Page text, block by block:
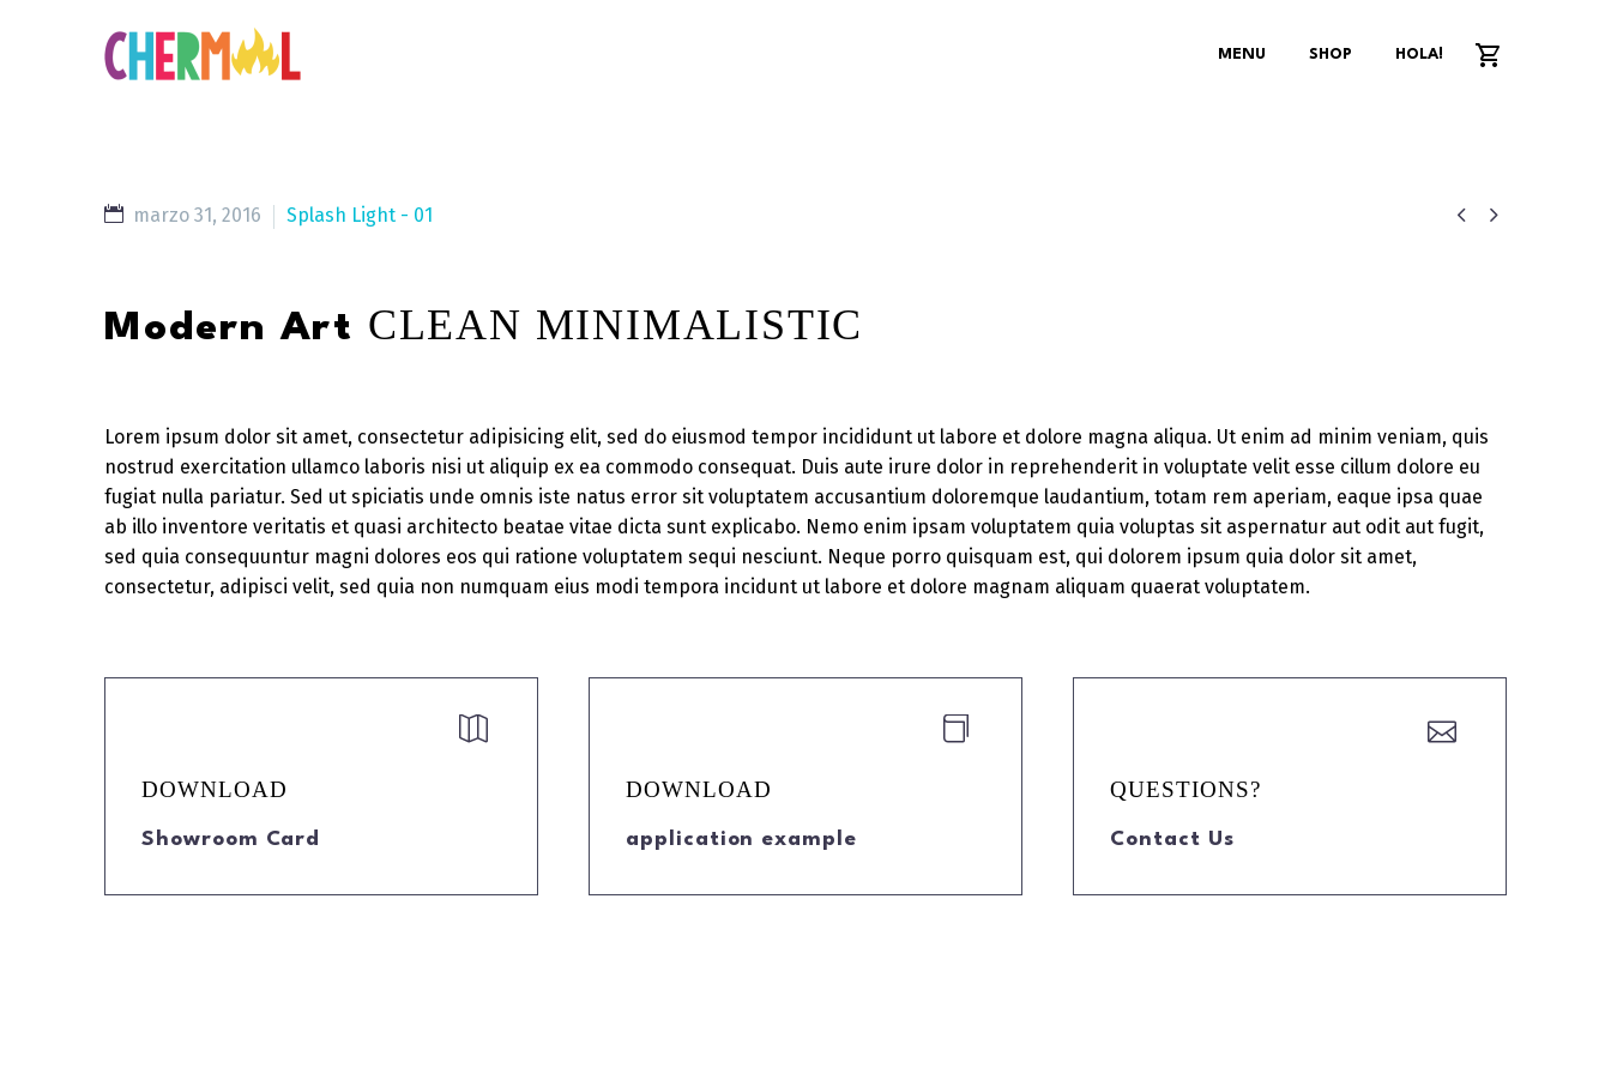
MENU SHOP HOLA!
 
marzo 31, 2016 Splash Light - 01
Modern Art CLEAN MINIMALISTIC
Lorem ipsum dolor sit amet, consectetur adipisicing elit, sed do eiusmod tempor incididunt ut labore et dolore magna aliqua. Ut enim ad minim veniam, quis
nostrud exercitation ullamco laboris nisi ut aliquip ex ea commodo consequat. Duis aute irure dolor in reprehenderit in voluptate velit esse cillum dolore eu
fugiat nulla pariatur. Sed ut spiciatis unde omnis iste natus error sit voluptatem accusantium doloremque laudantium, totam rem aperiam, eaque ipsa quae
ab illo inventore veritatis et quasi architecto beatae vitae dicta sunt explicabo. Nemo enim ipsam voluptatem quia voluptas sit aspernatur aut odit aut fugit,
sed quia consequuntur magni dolores eos qui ratione voluptatem sequi nesciunt. Neque porro quisquam est, qui dolorem ipsum quia dolor sit amet,
consectetur, adipisci velit, sed quia non numquam eius modi tempora incidunt ut labore et dolore magnam aliquam quaerat voluptatem.


DOWNLOAD
Showroom Card


DOWNLOAD
application example


QUESTIONS?
Contact Us